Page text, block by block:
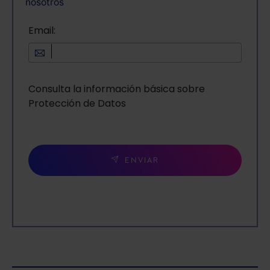
Email:
Consulta la información básica sobre
Protección de Datos
ENVIAR